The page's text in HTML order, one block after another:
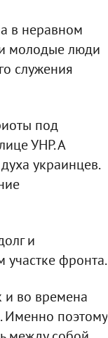
в неравном
молодые люди
служения
под
УНР. А
украинцев.
и
участке фронта.
и во времена
Именно поэтому